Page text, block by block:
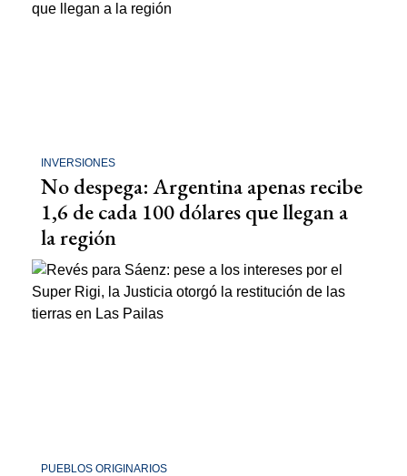
INVERSIONES
No despega: Argentina apenas recibe
1,6 de cada 100 dólares que llegan a
la región
PUEBLOS ORIGINARIOS